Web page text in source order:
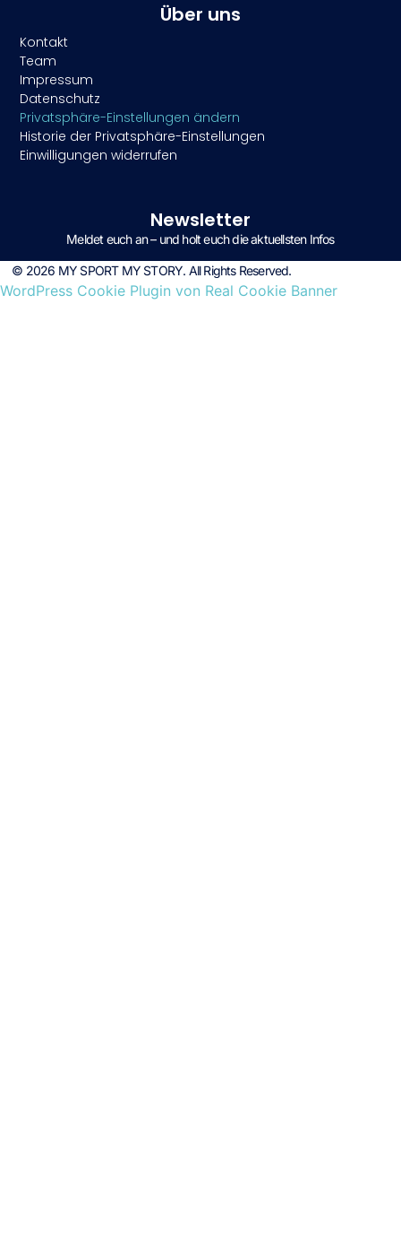
Über uns
Kontakt
Team
Impressum
Datenschutz
Privatsphäre-Einstellungen ändern
Historie der Privatsphäre-Einstellungen
Einwilligungen widerrufen
Newsletter
Meldet euch an – und holt euch die aktuellsten Infos
© 2026 MY SPORT MY STORY. All Rights Reserved.
WordPress Cookie Plugin von Real Cookie Banner